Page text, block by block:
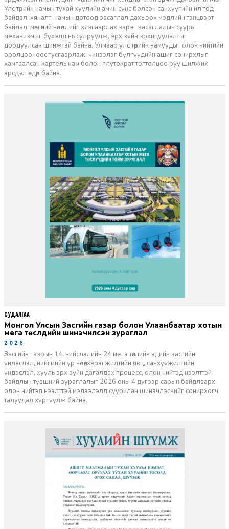
Улс төрийн намын тухай хуулийн амин сүнс болсон санхүүгийн ил тод
байдал, хяналт, намын дотоод засаглал дахь эрх мэдлийн тэнцвэрт
байдал, мөнгөний нөлөөллийг хязгаарлах зэрэг засаглалын суурь
механизмыг бүхэлд нь сулруулж, эрх зүйн зохицуулалтыг
дордуулсан шинжтэй байна. Улмаар улс төрийн намуудыг олон нийтийн
оролцооноос тусгаарлаж, чинээлэг бүлгүүдийн ашиг сонирхлыг
хамгаалсан картель нам болон плутократ тогтолцоо руу шилжих
эрсдэл өндөр байна.
Монгол Улсын Засгийн газар болон Улаанбаатар хотын
мега төслүүдийн шинэчилсэн зураглал
2026-06-29
Засгийн газрын 14, нийслэлийн 24 мега төслийн эдийн засгийн
үндэслэл, нийгмийн үр нөлөө, хэрэгжилтийн явц, санхүүжилтийн
үндэслэл, хууль эрх зүйн дагалдах процесс, олон нийтэд нээлттэй
байдлын түвшний зураглалыг 2026 оны 4 дүгээр сарын байдлаарх
олон нийтэд нээлттэй мэдээлэлд суурилан шинэчлэснийг сонирхогч
талуудад хүргүүлж байна.
СУДАЛГАА